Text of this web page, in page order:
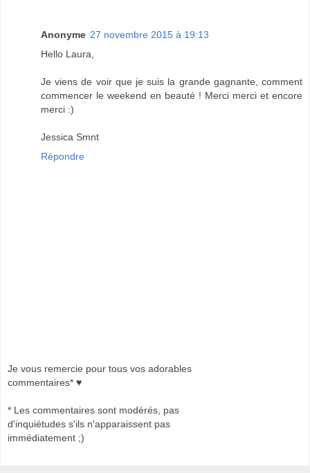
Anonyme 27 novembre 2015 à 19:13
Hello Laura,
Je viens de voir que je suis la grande gagnante, comment
commencer le weekend en beauté ! Merci merci et encore
merci :)
Jessica Smnt
Répondre
Je vous remercie pour tous vos adorables
commentaires* ♥
* Les commentaires sont modérés, pas
d'inquiétudes s'ils n'apparaissent pas
immédiatement ;)